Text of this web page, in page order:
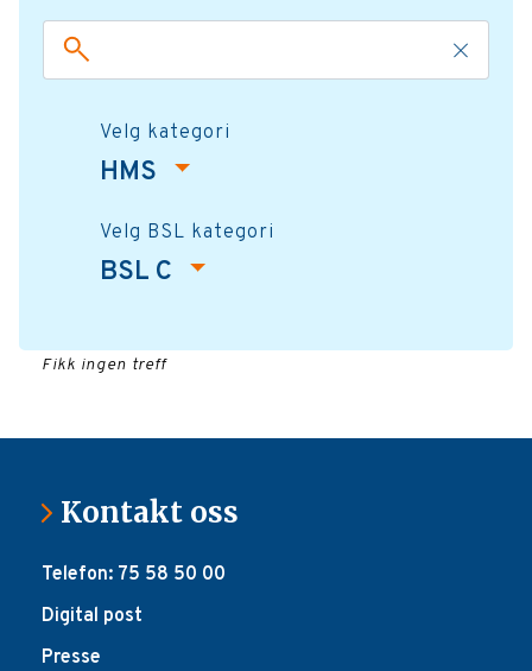
Velg kategori
HMS
Velg BSL kategori
BSL C
Fikk ingen treff
Kontakt oss
Telefon: 75 58 50 00
Digital post
Presse